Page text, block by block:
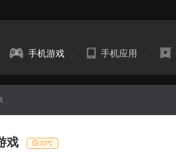
手机游戏 手机应用
戏 33℃